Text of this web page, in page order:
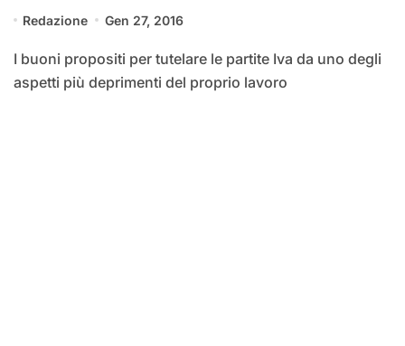
Redazione Gen 27, 2016
I buoni propositi per tutelare le partite Iva da uno degli
aspetti più deprimenti del proprio lavoro